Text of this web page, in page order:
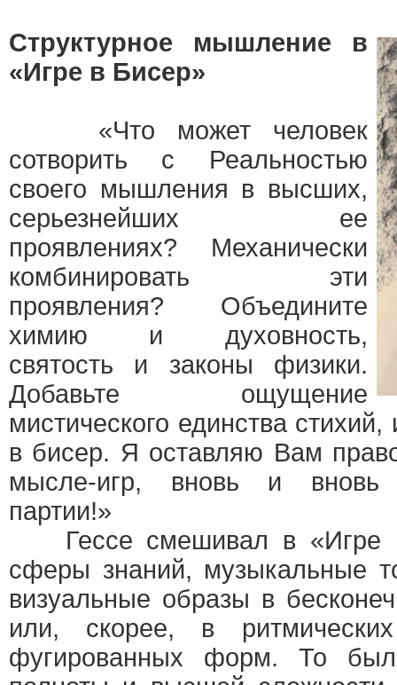
Структурное мышление в
«Игре в Бисер»
«Что может человек
сотворить с Реальностью
своего мышления в высших,
серьезнейших ее
проявлениях? Механически
комбинировать эти
проявления? Объедините
химию и духовность,
святость и законы физики.
Добавьте ощущение
мистического единства
в бисер. Я оставляю Вам
мысле-игр, вновь и
партии!»
Гессе смешивал в «Игре
сферы знаний, музыкальные
визуальные образы в
или, скорее, в
фугированных форм. То был